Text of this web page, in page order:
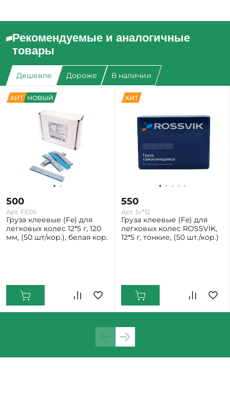
Рекомендуемые и аналогичные
товары
Дешевле Дороже В наличии
ХИТ НОВЫЙ
500
Арт. FE05
Груза клеевые (Fe) для
легковых колес 12*5 г, 120
мм, (50 шт/кор.), белая кор.
ХИТ
550
Арт. 5г*12
Груза клеевые (Fe) для
легковых колес ROSSVIK,
12*5 г, тонкие, (50 шт./кор.)